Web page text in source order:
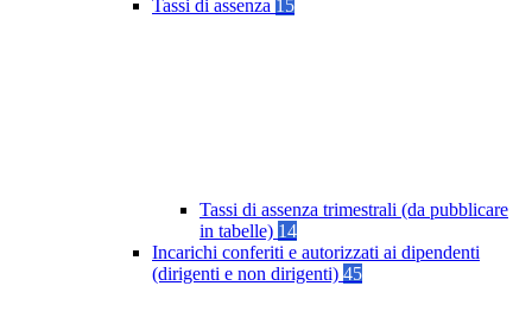
Tassi di assenza 15
Tassi di assenza trimestrali (da pubblicare
in tabelle) 14
Incarichi conferiti e autorizzati ai dipendenti
(dirigenti e non dirigenti) 45